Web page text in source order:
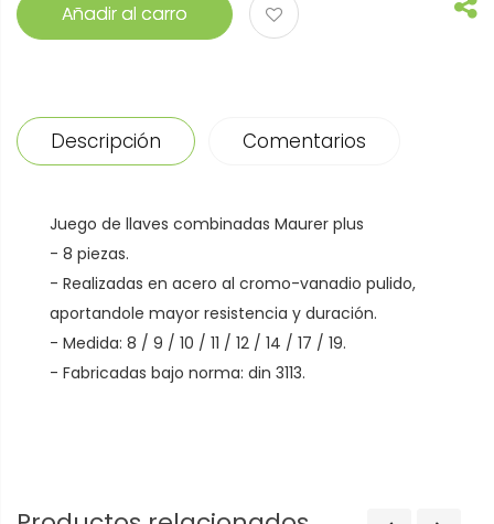
Añadir al carro
Descripción Comentarios
Juego de llaves combinadas Maurer plus
- 8 piezas.
- Realizadas en acero al cromo-vanadio pulido,
aportandole mayor resistencia y duración.
- Medida: 8 / 9 / 10 / 11 / 12 / 14 / 17 / 19.
- Fabricadas bajo norma: din 3113.